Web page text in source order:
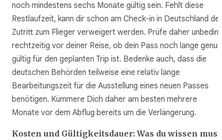
noch mindestens sechs Monate gültig sein. Fehlt diese
Restlaufzeit, kann dir schon am Check-in in Deutschland der
Zutritt zum Flieger verweigert werden. Prüfe daher
rechtzeitig vor deiner Reise, ob dein Pass noch lange genug
gültig für den geplanten Trip ist. Bedenke auch, dass die
deutschen Behörden teilweise eine relativ lange
Bearbeitungszeit für die Ausstellung eines neuen Passes
benötigen. Kümmere Dich daher am besten mehrere
Monate vor dem Abflug bereits um die Verlängerung.
Kosten und Gültigkeitsdauer: Was du wissen